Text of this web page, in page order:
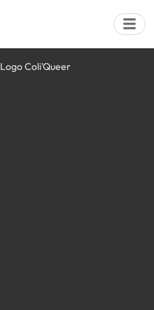
Logo Coli'Queer